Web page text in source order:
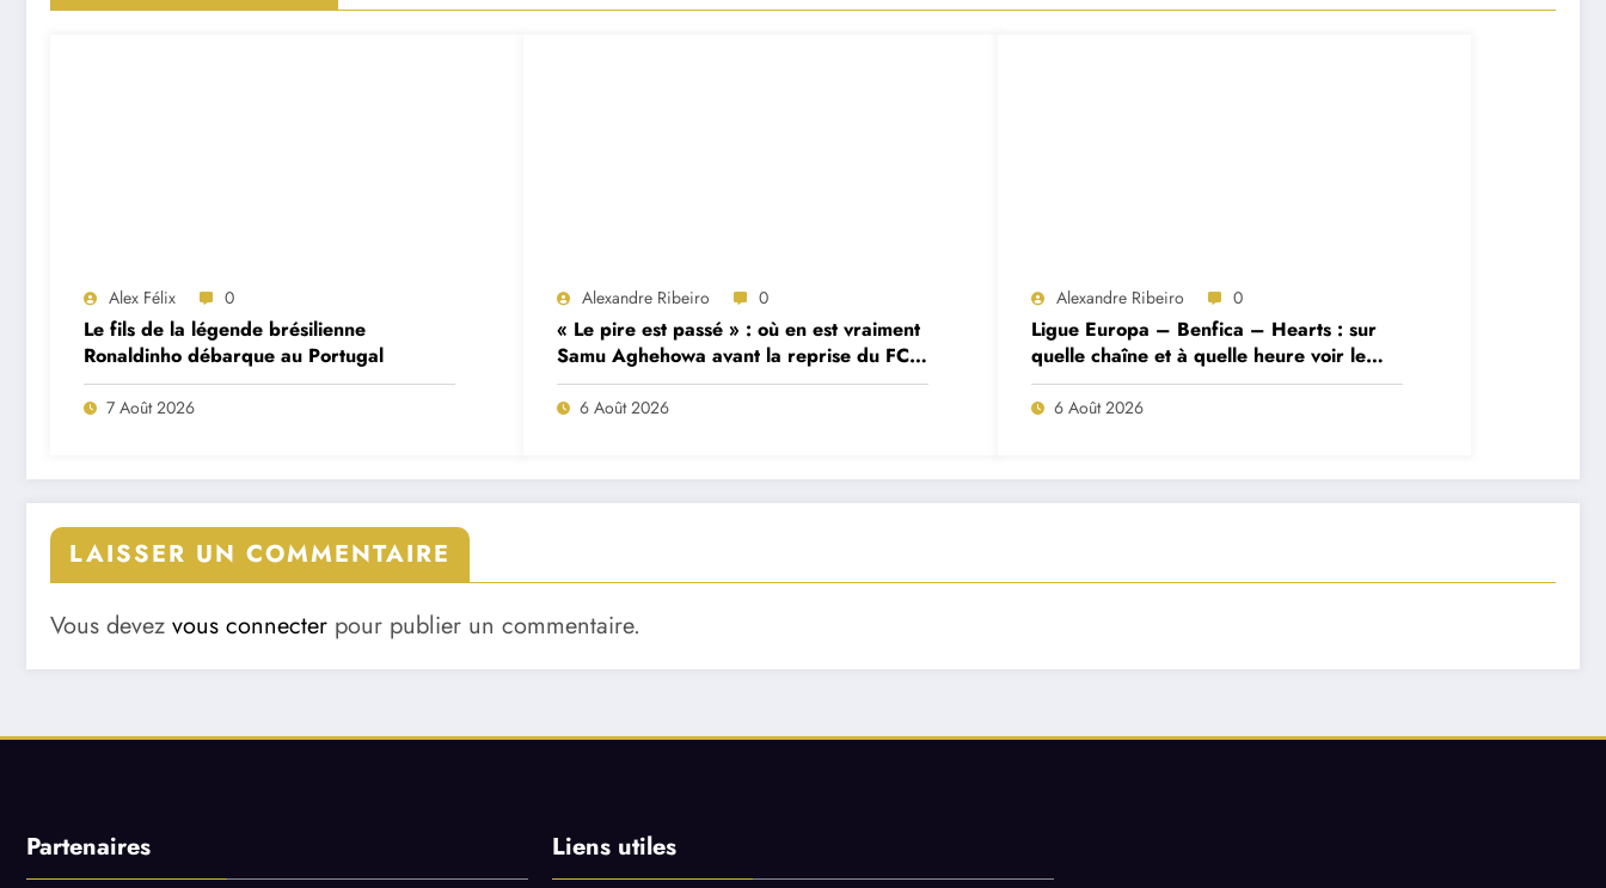
Alex Félix 0
Le fils de la légende brésilienne
Ronaldinho débarque au Portugal
7 Août 2026
Alexandre Ribeiro 0
« Le pire est passé » : où en est vraiment
Samu Aghehowa avant la reprise du FC
Porto ?
6 Août 2026
Alexandre Ribeiro 0
Ligue Europa – Benfica – Hearts : sur
quelle chaîne et à quelle heure voir le
match ?
6 Août 2026
LAISSER UN COMMENTAIRE
Vous devez vous connecter pour publier un commentaire.
Partenaires Liens utiles